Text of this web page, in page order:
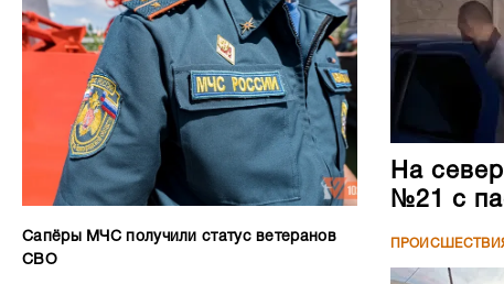
Сапёры МЧС получили статус ветеранов
СВО
На
№21 с